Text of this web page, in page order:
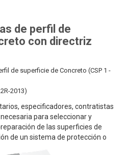
de perfil de
con directriz
de superficie de Concreto (CSP 1 -
2013)
especificadores, contratistas
para seleccionar y
de las superficies de
de un sistema de protección o